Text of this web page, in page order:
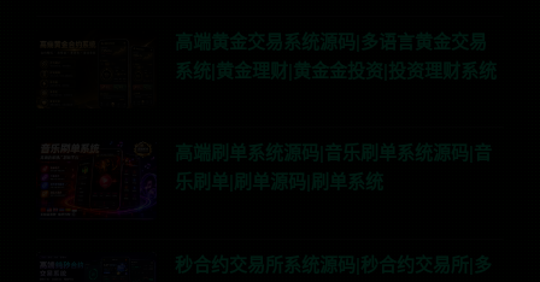
高端黄金交易系统源码|多语言黄金交易
系统|黄金理财|黄金金投资|投资理财系统
高端刷单系统源码|音乐刷单系统源码|音
乐刷单|刷单源码|刷单系统
秒合约交易所系统源码|秒合约交易所|多